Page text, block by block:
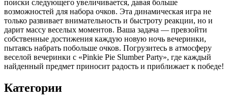
поиски следующего увеличивается, давая больше
возможностей для набора очков. Эта динамическая игра не
только развивает внимательность и быстроту реакции, но и
дарит массу веселых моментов. Ваша задача — превзойти
собственные достижения каждую новую ночь вечеринки,
пытаясь набрать побольше очков. Погрузитесь в атмосферу
веселой вечеринки с «Pinkie Pie Slumber Party», где каждый
найденный предмет приносит радость и приближает к победе!
Категории